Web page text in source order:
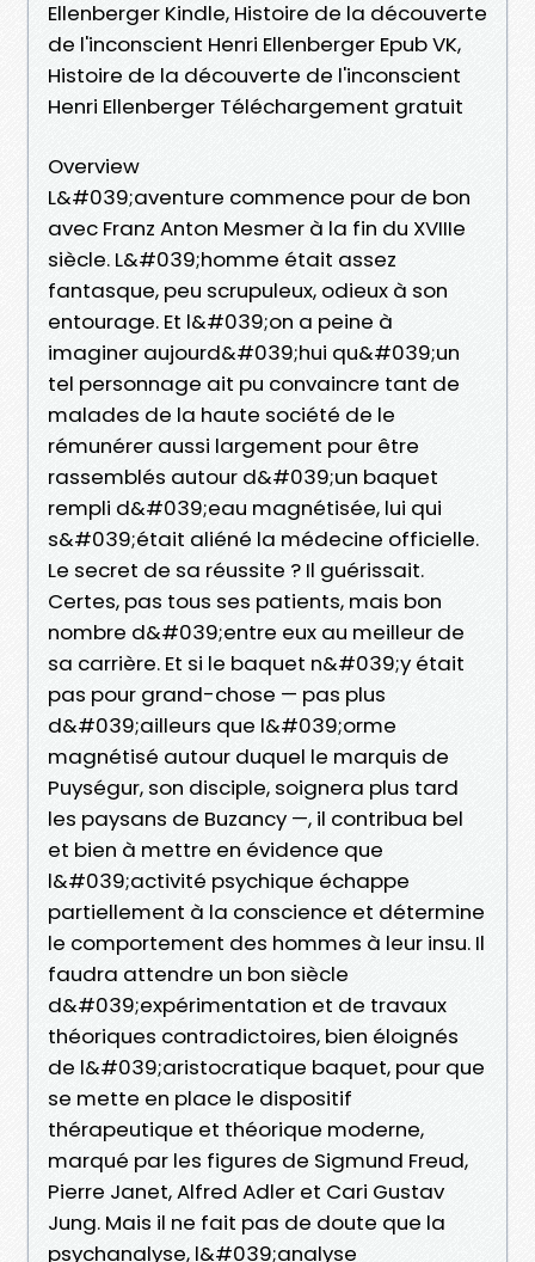
Ellenberger Kindle, Histoire de la découverte
de l'inconscient Henri Ellenberger Epub VK,
Histoire de la découverte de l'inconscient
Henri Ellenberger Téléchargement gratuit
Overview
L&#039;aventure commence pour de bon
avec Franz Anton Mesmer à la fin du XVIIIe
siècle. L&#039;homme était assez
fantasque, peu scrupuleux, odieux à son
entourage. Et l&#039;on a peine à
imaginer aujourd&#039;hui qu&#039;un
tel personnage ait pu convaincre tant de
malades de la haute société de le
rémunérer aussi largement pour être
rassemblés autour d&#039;un baquet
rempli d&#039;eau magnétisée, lui qui
s&#039;était aliéné la médecine officielle.
Le secret de sa réussite ? Il guérissait.
Certes, pas tous ses patients, mais bon
nombre d&#039;entre eux au meilleur de
sa carrière. Et si le baquet n&#039;y était
pas pour grand-chose — pas plus
d&#039;ailleurs que l&#039;orme
magnétisé autour duquel le marquis de
Puységur, son disciple, soignera plus tard
les paysans de Buzancy —, il contribua bel
et bien à mettre en évidence que
l&#039;activité psychique échappe
partiellement à la conscience et détermine
le comportement des hommes à leur insu. Il
faudra attendre un bon siècle
d&#039;expérimentation et de travaux
théoriques contradictoires, bien éloignés
de l&#039;aristocratique baquet, pour que
se mette en place le dispositif
thérapeutique et théorique moderne,
marqué par les figures de Sigmund Freud,
Pierre Janet, Alfred Adler et Cari Gustav
Jung. Mais il ne fait pas de doute que la
psychanalyse, l&#039;analyse